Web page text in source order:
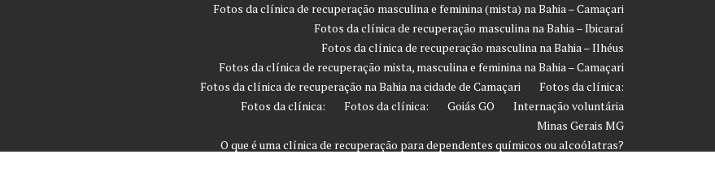
Fotos da clínica de recuperação masculina e feminina (mista) na Bahia – Camaçari
Fotos da clínica de recuperação masculina na Bahia – Ibicaraí
Fotos da clínica de recuperação masculina na Bahia – Ilhéus
Fotos da clínica de recuperação mista, masculina e feminina na Bahia – Camaçari
Fotos da clínica de recuperação na Bahia na cidade de Camaçari
Fotos da clínica:
Fotos da clínica:
Fotos da clínica: Goiás GO
Internação voluntária
Minas Gerais MG
O que é uma clínica de recuperação para dependentes químicos ou alcoólatras?